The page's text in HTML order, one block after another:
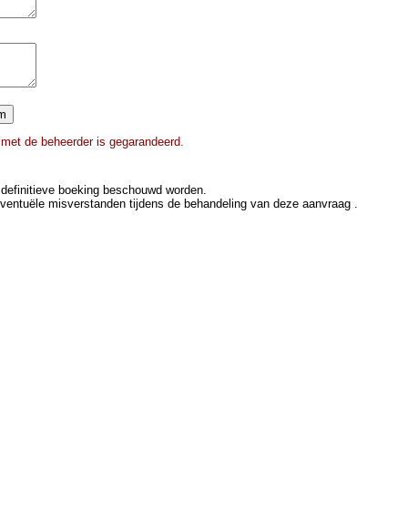
de beheerder is gegarandeerd.
boeking beschouwd worden.
misverstanden tijdens de behandeling van deze aanvraag .